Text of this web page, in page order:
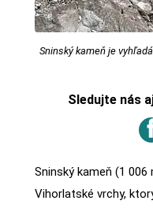
Sninský kameň je
Sledujte nás
Sninský kameň (1
Vihorlatské vrchy,